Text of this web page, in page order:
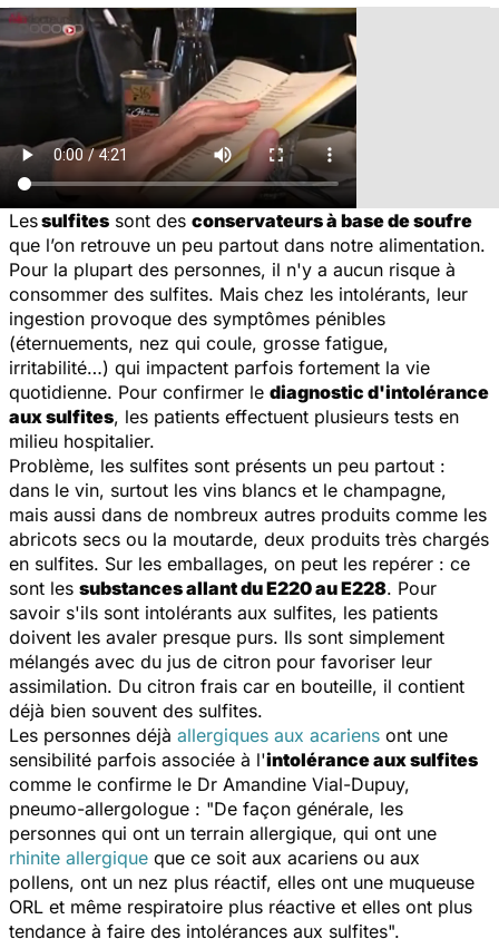
Lessulfites sont des conservateurs à base de soufre
que l’on retrouve un peu partout dans notre alimentation.
Pour la plupart des personnes, il n'y a aucun risque à
consommer des sulfites. Mais chez les intolérants, leur
ingestion provoque des symptômes pénibles
(éternuements, nez qui coule, grosse fatigue,
irritabilité…) qui impactent parfois fortement la vie
quotidienne. Pour confirmer le diagnostic d'intolérance
aux sulfites, les patients effectuent plusieurs tests en
milieu hospitalier.
Problème, les sulfites sont présents un peu partout :
dans le vin, surtout les vins blancs et le champagne,
mais aussi dans de nombreux autres produits comme les
abricots secs ou la moutarde, deux produits très chargés
en sulfites. Sur les emballages, on peut les repérer : ce
sont les substances allant du E220 au E228. Pour
savoir s'ils sont intolérants aux sulfites, les patients
doivent les avaler presque purs. Ils sont simplement
mélangés avec du jus de citron pour favoriser leur
assimilation. Du citron frais car en bouteille, il contient
déjà bien souvent des sulfites.
Les personnes déjà allergiques aux acariens ont une
sensibilité parfois associée à l'intolérance aux sulfites
comme le confirme le Dr Amandine Vial-Dupuy,
pneumo-allergologue : "De façon générale, les
personnes qui ont un terrain allergique, qui ont une
rhinite allergique que ce soit aux acariens ou aux
pollens, ont un nez plus réactif, elles ont une muqueuse
ORL et même respiratoire plus réactive et elles ont plus
tendance à faire des intolérances aux sulfites".